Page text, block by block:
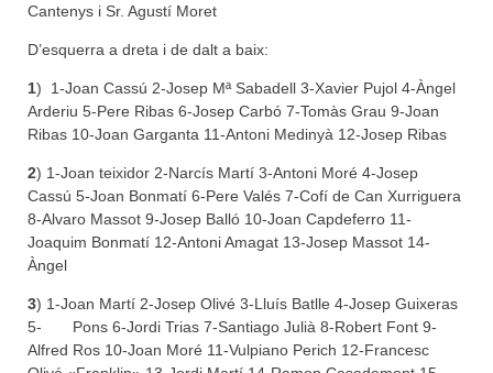
Cantenys i Sr. Agustí Moret
D’esquerra a dreta i de dalt a baix:
1) 1-Joan Cassú 2-Josep Mª Sabadell 3-Xavier Pujol 4-Àngel
Arderiu 5-Pere Ribas 6-Josep Carbó 7-Tomàs Grau 9-Joan
Ribas 10-Joan Garganta 11-Antoni Medinyà 12-Josep Ribas
2) 1-Joan teixidor 2-Narcís Martí 3-Antoni Moré 4-Josep
Cassú 5-Joan Bonmatí 6-Pere Valés 7-Cofí de Can Xurriguera
8-Alvaro Massot 9-Josep Balló 10-Joan Capdeferro 11-
Joaquim Bonmatí 12-Antoni Amagat 13-Josep Massot 14-
Àngel
3) 1-Joan Martí 2-Josep Olivé 3-Lluís Batlle 4-Josep Guixeras
5- Pons 6-Jordi Trias 7-Santiago Julià 8-Robert Font 9-
Alfred Ros 10-Joan Moré 11-Vulpiano Perich 12-Francesc